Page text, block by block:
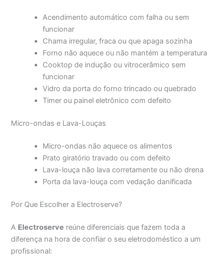
Acendimento automático com falha ou sem
funcionar
Chama irregular, fraca ou que apaga sozinha
Forno não aquece ou não mantém a temperatura
Cooktop de indução ou vitrocerâmico sem
funcionar
Vidro da porta do forno trincado ou quebrado
Timer ou painel eletrônico com defeito
Micro-ondas e Lava-Louças
Micro-ondas não aquece os alimentos
Prato giratório travado ou com defeito
Lava-louça não lava corretamente ou não drena
Porta da lava-louça com vedação danificada
Por Que Escolher a Electroserve?
A Electroserve reúne diferenciais que fazem toda a
diferença na hora de confiar o seu eletrodoméstico a um
profissional: